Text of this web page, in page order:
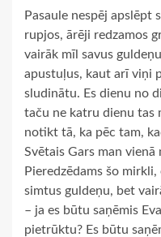
Pasaule nespēj apslēpt
rupjos, ārēji redzamos
vairāk mīl savus
apustuļus, kaut arī viņi
sludinātu. Es dienu no
taču ne katru dienu tas
notikt tā, ka pēc tam,
Svētais Gars man
Pieredzēdams šo
simtus guldeņu, bet
– ja es būtu saņēmis
pietrūktu? Es būtu